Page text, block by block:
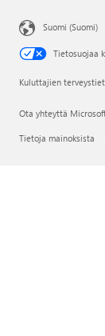
Suomi (Suomi)
Tietosuojaa
Kuluttajien
Ota yhteyttä
Tietoja mainoksista